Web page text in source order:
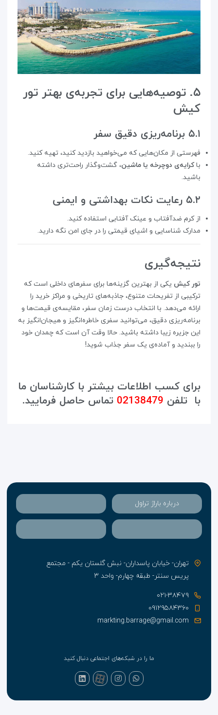
۵. توصیه‌هایی برای تجربه‌ی بهتر تور
کیش
۵.۱ برنامه‌ریزی دقیق سفر
فهرستی از مکان‌هایی که می‌خواهید بازدید کنید، تهیه کنید.
باکرایه‌ی دوچرخه یا ماشین، گشت‌وگذار راحت‌تری داشته
باشید.
۵.۲ رعایت نکات بهداشتی و ایمنی
از کرم ضدآفتاب و عینک آفتابی استفاده کنید.
مدارک شناسایی و اشیای قیمتی را در جای امن نگه دارید.
نتیجه‌گیری
تور کیش یکی از بهترین گزینه‌ها برای سفرهای داخلی است که
ترکیبی از تفریحات متنوع، جاذبه‌های تاریخی و مراکز خرید را
ارائه می‌دهد. با انتخاب درست زمان سفر، مقایسه‌ی قیمت‌ها و
برنامه‌ریزی دقیق، می‌توانید سفری خاطره‌انگیز و هیجان‌انگیز به
این جزیره زیبا داشته باشید. حالا وقت آن است که چمدان خود
را ببندید و آماده‌ی یک سفر جذاب شوید!
برای کسب اطلاعات بیشتر با کارشناسان ما
با تلفن 02138479 تماس حاصل فرمایید.
درباره باراژ تراول
تهران- خیابان پاسداران- نبش گلستان یکم - مجتمع
پریس سنتر- طبقه چهارم- واحد ۳
۰۲۱-۳۸۴۷۹
۰۹۱۲۹۵۸۴۳۶۰
markting.barrage@gmail.com
ما را در شبکه‌های اجتماعی دنبال کنید